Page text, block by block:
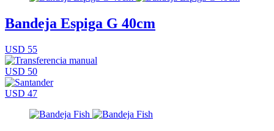
Bandeja Espiga G 40cm
USD 55
USD 50
USD 47